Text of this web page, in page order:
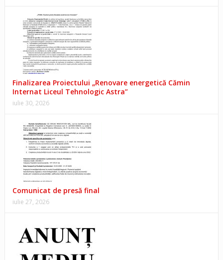
Finalizarea Proiectului „Renovare energetică Cămin
Internat Liceul Tehnologic Astra”
iulie 30, 2026
Comunicat de presă final
iulie 27, 2026